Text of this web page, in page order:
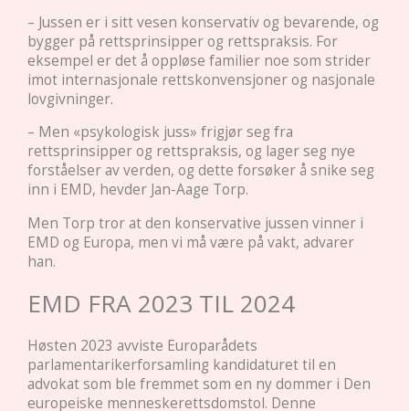
– Jussen er i sitt vesen konservativ og bevarende, og
bygger på rettsprinsipper og rettspraksis. For
eksempel er det å oppløse familier noe som strider
imot internasjonale rettskonvensjoner og nasjonale
lovgivninger.
– Men «psykologisk juss» frigjør seg fra
rettsprinsipper og rettspraksis, og lager seg nye
forståelser av verden, og dette forsøker å snike seg
inn i EMD, hevder Jan-Aage Torp.
Men Torp tror at den konservative jussen vinner i
EMD og Europa, men vi må være på vakt, advarer
han.
EMD FRA 2023 TIL 2024
Høsten 2023 avviste Europarådets
parlamentarikerforsamling kandidaturet til en
advokat som ble fremmet som en ny dommer i Den
europeiske menneskerettsdomstol. Denne